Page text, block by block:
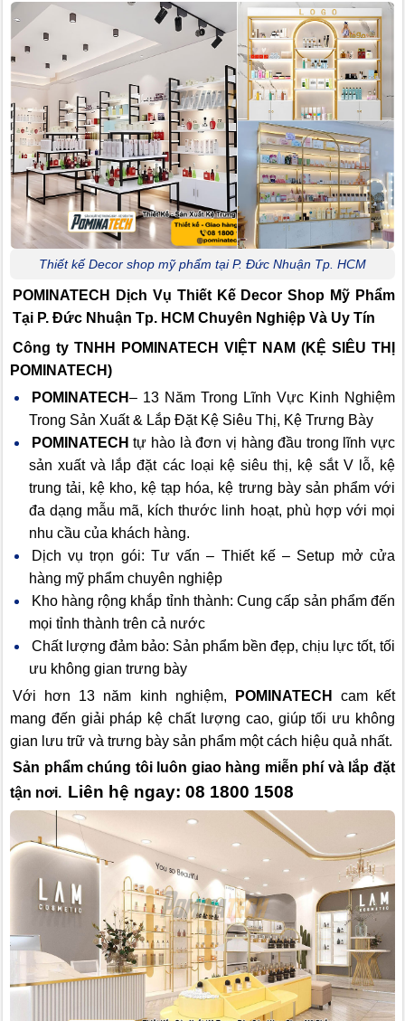
Thiết kế Decor shop mỹ phẩm tại P. Đức Nhuận Tp. HCM
POMINATECH Dịch Vụ Thiết Kế Decor Shop Mỹ Phẩm
Tại P. Đức Nhuận Tp. HCM Chuyên Nghiệp Và Uy Tín
Công ty TNHH POMINATECH VIỆT NAM (KỆ SIÊU THỊ
POMINATECH)
POMINATECH– 13 Năm Trong Lĩnh Vực Kinh Nghiệm
Trong Sản Xuất & Lắp Đặt Kệ Siêu Thị, Kệ Trưng Bày
POMINATECHtự hào là đơn vị hàng đầu trong lĩnh vực
sản xuất và lắp đặt các loại kệ siêu thị, kệ sắt V lỗ, kệ
trung tải, kệ kho, kệ tạp hóa, kệ trưng bày sản phẩm với
đa dạng mẫu mã, kích thước linh hoạt, phù hợp với mọi
nhu cầu của khách hàng.
Dịch vụ trọn gói: Tư vấn – Thiết kế – Setup mở cửa
hàng mỹ phẩm chuyên nghiệp
Kho hàng rộng khắp tỉnh thành: Cung cấp sản phẩm đến
mọi tỉnh thành trên cả nước
Chất lượng đảm bảo: Sản phẩm bền đẹp, chịu lực tốt, tối
ưu không gian trưng bày
Với hơn 13 năm kinh nghiệm,
POMINATECH
cam kết
mang đến giải pháp kệ chất lượng cao, giúp tối ưu không
gian lưu trữ và trưng bày sản phẩm một cách hiệu quả nhất.
Sản phẩm chúng tôi luôn giao hàng miễn phí và lắp đặt
tận nơi. Liên hệ ngay: 08 1800 1508